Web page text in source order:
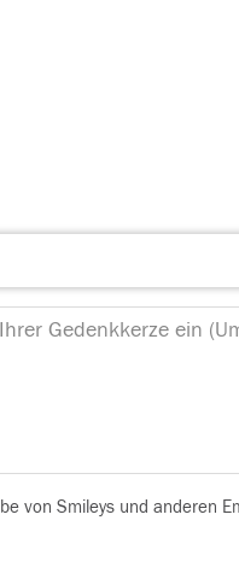
von Smileys und anderen